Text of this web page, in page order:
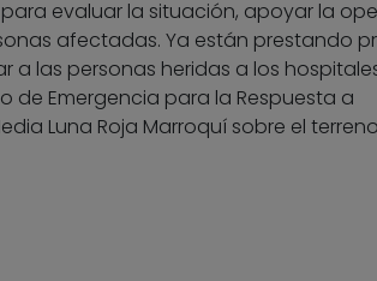
evaluar la situación, apoyar la
afectadas. Ya están prestando
las personas heridas a los
de Emergencia para la Respuesta a
Luna Roja Marroquí sobre el